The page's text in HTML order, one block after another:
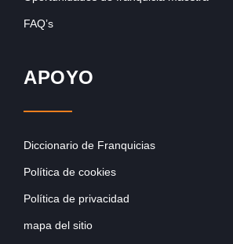
FAQ’s
APOYO
Diccionario de Franquicias
Política de cookies
Política de privacidad
mapa del sitio